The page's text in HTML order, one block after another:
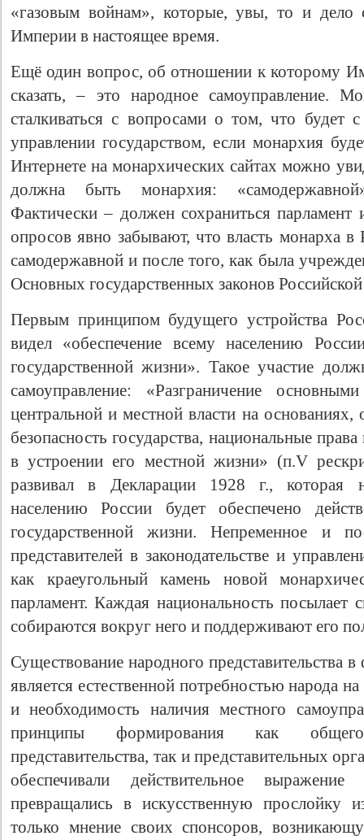
«газовым войнам», которые, увы, то и дело
Империи в настоящее время.
Ещё один вопрос, об отношении к которому
сказать, – это народное самоуправление.
сталкиваться с вопросами о том, что будет
управлении государством, если монархия
Интернете на монархических сайтах можно
должна быть монархия:
Фактически – должен сохраниться парламент
опросов явно забывают, что власть монарха в
самодержавной и после того, как была
Основных государственных законов
Первым принципом будущего устройства
видел «обеспечение всему населению
государственной жизни». Такое участие
самоуправление: «Разграничение
центральной и местной власти на
безопасность государства, национальные
в устроении его местной жизни» (п.V
развивал в Декларации 1928 г., которая
населению России будет обеспечено
государственной жизни. Непременное и
представителей в законодательстве и
как краеугольный камень новой
парламент. Каждая национальность
собираются вокруг него и поддерживают его
Существование народного представительства
является естественной потребностью народа
и необходимость наличия местного
принципы формирования как
представительства, так и представительных
обеспечивали действительное
превращались в искусственную прослойку
только мнение своих спонсоров,